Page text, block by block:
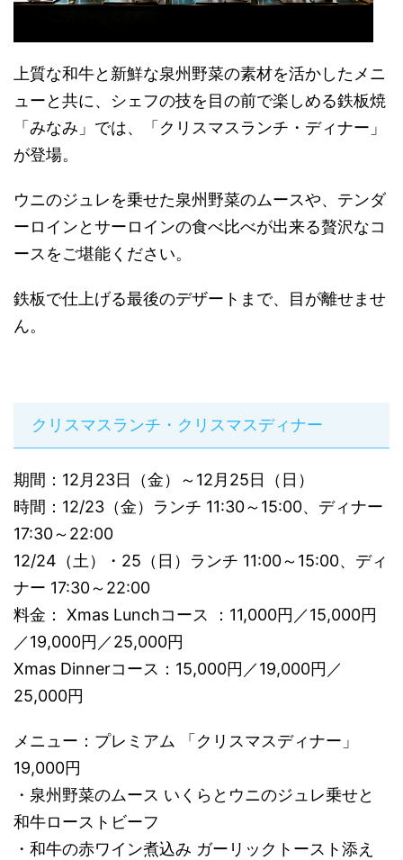
上質な和牛と新鮮な泉州野菜の素材を活かしたメニ
ューと共に、シェフの技を目の前で楽しめる鉄板焼
「みなみ」では、「クリスマスランチ・ディナー」
が登場。
ウニのジュレを乗せた泉州野菜のムースや、テンダ
ーロインとサーロインの食べ比べが出来る贅沢なコ
ースをご堪能ください。
鉄板で仕上げる最後のデザートまで、目が離せませ
ん。
クリスマスランチ・クリスマスディナー
期間：12月23日（金）～12月25日（日）
時間：12/23（金）ランチ 11:30～15:00、ディナー
17:30～22:00
12/24（土）・25（日）ランチ 11:00～15:00、ディ
ナー 17:30～22:00
料金： Xmas Lunchコース ：11,000円／15,000円
／19,000円／25,000円
Xmas Dinnerコース：15,000円／19,000円／
25,000円
メニュー：プレミアム 「クリスマスディナー」
19,000円
・泉州野菜のムース いくらとウニのジュレ乗せと
和牛ローストビーフ
・和牛の赤ワイン煮込み ガーリックトースト添え